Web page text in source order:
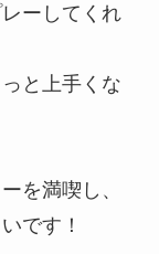
ーしてくれ
と上手くな
を満喫し、
です！